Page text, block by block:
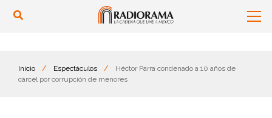
Inicio / Espectáculos /
Héctor Parra condenado a 10 años de
cárcel por corrupción de menores